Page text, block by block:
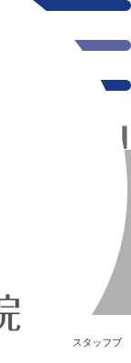
スタッフブ